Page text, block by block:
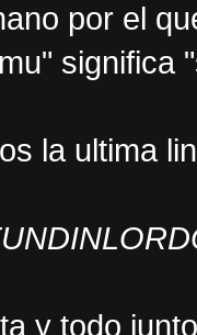
por el
significa
la ultima
y todo